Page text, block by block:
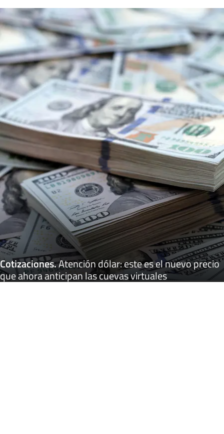
Cotizaciones.Atención dólar: este es el nuevo precio
que ahora anticipan las cuevas virtuales